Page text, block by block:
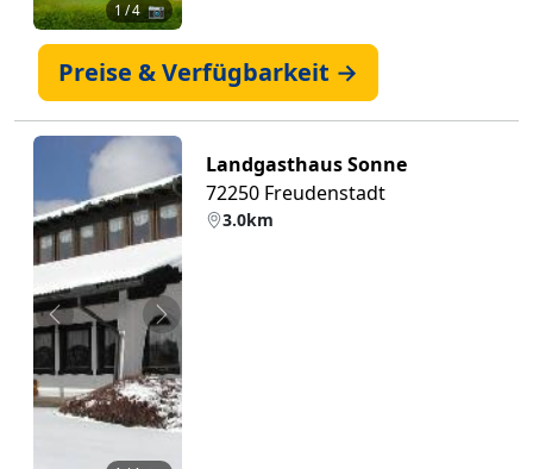
1/ 4 📷
Preise & Verfügbarkeit →
Zurück Weiter
Landgasthaus Sonne
72250 Freudenstadt
3.0km